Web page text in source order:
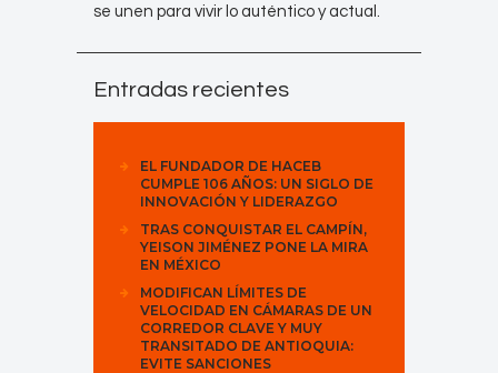
se unen para vivir lo auténtico y actual.
Entradas recientes
EL FUNDADOR DE HACEB
CUMPLE 106 AÑOS: UN SIGLO DE
INNOVACIÓN Y LIDERAZGO
TRAS CONQUISTAR EL CAMPÍN,
YEISON JIMÉNEZ PONE LA MIRA
EN MÉXICO
MODIFICAN LÍMITES DE
VELOCIDAD EN CÁMARAS DE UN
CORREDOR CLAVE Y MUY
TRANSITADO DE ANTIOQUIA:
EVITE SANCIONES